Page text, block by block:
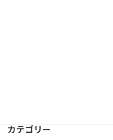
カテゴリー